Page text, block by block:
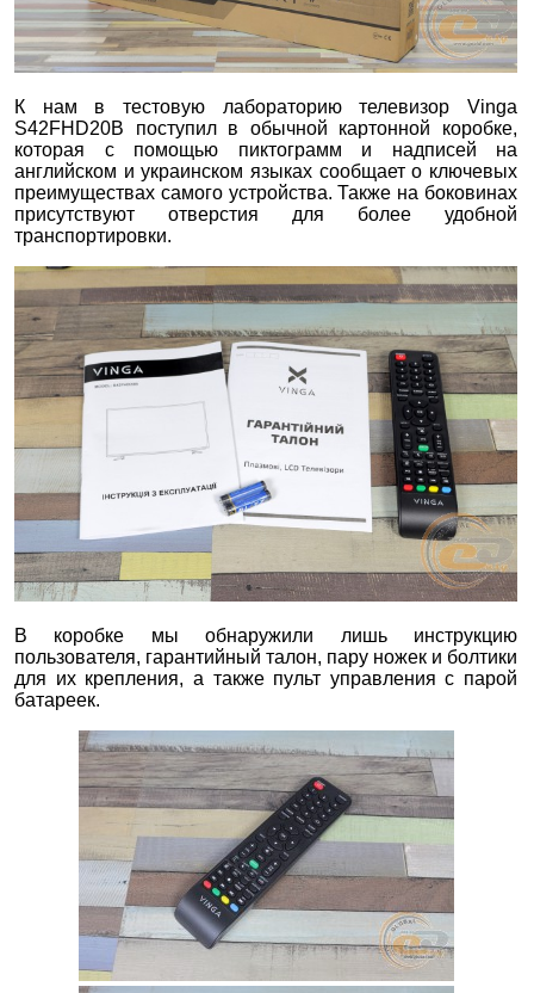
К нам в тестовую лабораторию телевизор Vinga
S42FHD20B поступил в обычной картонной коробке,
которая с помощью пиктограмм и надписей на
английском и украинском языках сообщает о ключевых
преимуществах самого устройства. Также на боковинах
присутствуют отверстия для более удобной
транспортировки.
В коробке мы обнаружили лишь инструкцию
пользователя, гарантийный талон, пару ножек и болтики
для их крепления, а также пульт управления с парой
батареек.